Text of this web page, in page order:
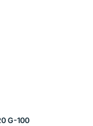
G-100